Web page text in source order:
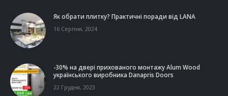
Як обрати плитку? Практичні поради від LANA
16 Серпня, 2024
-30% на двері прихованого монтажу Alum Wood
українського виробника Danapris Doors
22 Грудня, 2023